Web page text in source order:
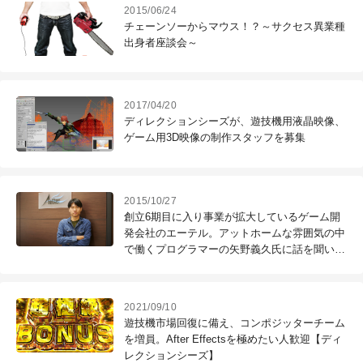
2015/06/24
チェーンソーからマウス！？～サクセス異業種
出身者座談会～
2017/04/20
ディレクションシーズが、遊技機用液晶映像、
ゲーム用3D映像の制作スタッフを募集
2015/10/27
創立6期目に入り事業が拡大しているゲーム開
発会社のエーテル。アットホームな雰囲気の中
で働くプログラマーの矢野義久氏に話を聞い
2021/09/10
遊技機市場回復に備え、コンポジッターチーム
を増員。After Effectsを極めたい人歓迎【ディ
レクションシーズ】